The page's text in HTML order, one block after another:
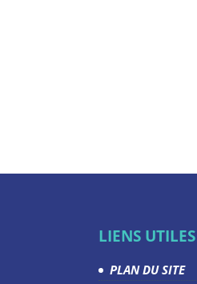
LIENS UTILES
PLAN DU SITE